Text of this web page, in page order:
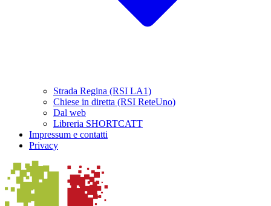
Strada Regina (RSI LA1)
Chiese in diretta (RSI ReteUno)
Dal web
Libreria SHORTCATT
Impressum e contatti
Privacy